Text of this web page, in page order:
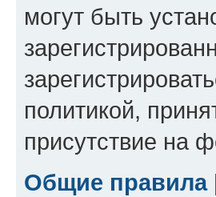
могут быть
политикой,
присутствие на
Общие правила